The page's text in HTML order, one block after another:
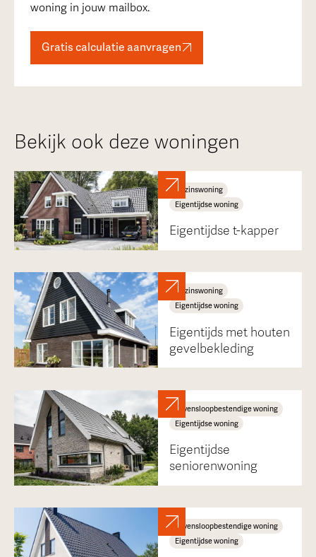
woning in jouw mailbox.
Gratis calculatie aanvragen
Bekijk ook deze woningen
Gezinswoning
Eigentijdse woning
Eigentijdse t-kapper
Gezinswoning
Eigentijdse woning
Eigentijds met houten
gevelbekleding
Levensloopbestendige woning
Eigentijdse woning
Eigentijdse
seniorenwoning
Levensloopbestendige woning
Eigentijdse woning